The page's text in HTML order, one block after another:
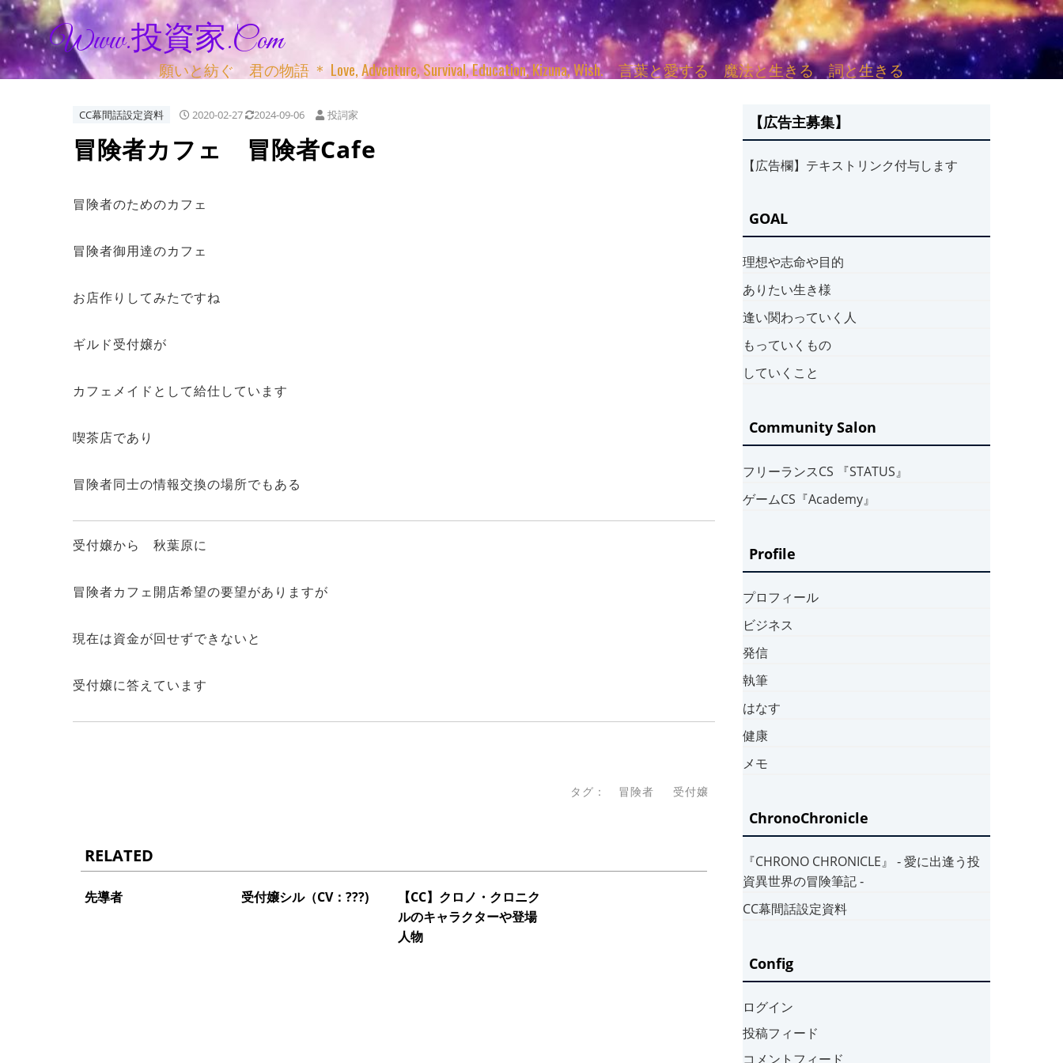
Www.投資家.com
願いと紡ぐ 君の物語 ＊ Love, Adventure, Survival, Education, Kizuna, Wish. 言葉と愛する 魔法と生きる 詞と生きる
CC幕間話設定資料 2020-02-27 2024-09-06 投詞家
冒険者カフェ 冒険者Cafe
冒険者のためのカフェ
冒険者御用達のカフェ
お店作りしてみたですね
ギルド受付嬢が
カフェメイドとして給仕しています
喫茶店であり
冒険者同士の情報交換の場所でもある
受付嬢から 秋葉原に
冒険者カフェ開店希望の要望がありますが
現在は資金が回せずできないと
受付嬢に答えています
タグ： 冒険者 受付嬢
RELATED
先導者 受付嬢シル（CV：???)
【CC】クロノ・クロニク
ルのキャラクターや登場
人物
【広告主募集】
【広告欄】テキストリンク付与します
GOAL
理想や志命や目的
ありたい生き様
逢い関わっていく人
もっていくもの
していくこと
Community Salon
フリーランスCS 『STATUS』
ゲームCS『Academy』
Profile
プロフィール
ビジネス
発信
執筆
はなす
健康
メモ
ChronoChronicle
『CHRONO CHRONICLE』 ‐ 愛に出逢う投
資異世界の冒険筆記 ‐
CC幕間話設定資料
Config
ログイン
投稿フィード
コメントフィード